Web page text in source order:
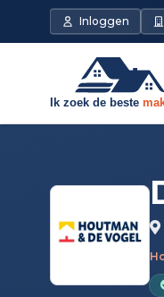
Direct naar de inhoud
Inloggen